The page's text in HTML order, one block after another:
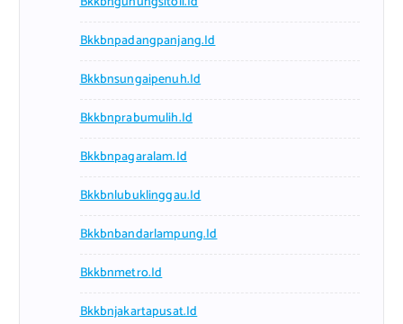
Bkkbnpadangpanjang.id
Bkkbnsungaipenuh.id
Bkkbnprabumulih.id
Bkkbnpagaralam.id
Bkkbnlubuklinggau.id
Bkkbnbandarlampung.id
Bkkbnmetro.id
Bkkbnjakartapusat.id